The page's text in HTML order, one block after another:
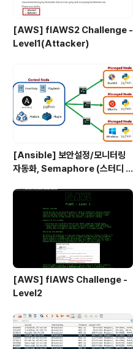
[AWS] flAWS2 Challenge -
Level1(Attacker)
[Ansible] 보안설정/모니터링
자동화, Semaphore (스터디 4
[AWS] flAWS Challenge -
Level2